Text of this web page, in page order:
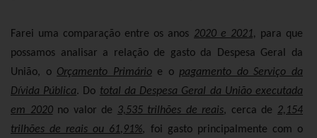
Farei uma comparação entre os anos 2020 e 2021, para que
possamos analisar a relação de gasto da Despesa Geral da
União, o Orçamento Primárioe o pagamento do Serviço da
Dívida Pública. Do total da Despesa Geral da União executada
em 2020no valor de 3,535 trilhões de reais, cerca de 2,154
trilhões de reais ou 61,91%, foi gasto principalmente com o